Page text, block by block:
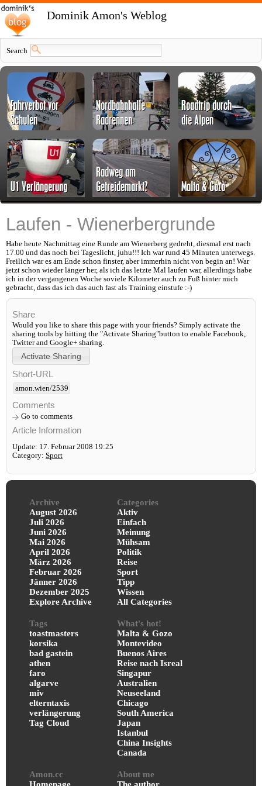
Dominik Amon's Weblog
Search
Laufen - Wienerbergrunde
Habe heute Nachmittag eine Runde am Wienerberg gedreht, diesmal erst nach
17.00 und das noch bei Tageslicht, juhu!!! Ich war rund 45 Minuten unterwegs.
Freilich war es am Ende schon finster, aber immerhin nicht von begin an! War
jetzt schon wieder länger her, als ich das letzte Mal laufen war, allerdings habe
ich in der vergangenen Woche soviele Kilometer auch zu Fuß hinter mich
gebracht, dass das ich das auch fast als Training einstufe :-)
Share
Would you like to share this page with your friends? Simply activate the
sharing tools by hitting the "Activate Sharing"button to enable Facebook,
Twitter and Google+ sharing.
Short-URL
amon.wien/2539
Comments
Go to comments
Article Information
Update: 17. Februar 2008 19:25
Category: Sport
Archive
August 2026
Juli 2026
Juni 2026
Mai 2026
April 2026
März 2026
Februar 2026
Jänner 2026
Dezember 2025
Explore Archive
Categories
Aktiv
Einfach
Meinung
Mühsam
Politik
Reise
Sport
Tipp
Wissen
All Categories
Tags
toastmasters
korsika
bad gastein
athen
faro
algarve
miv
elterntaxis
verlängerung
Tag Cloud
What's hot!
Malta & Gozo
Montevideo
Buenos Aires
Reise nach Isreal
Singapur
Australien
Neuseeland
Chicago
South America
Japan
Istanbul
China Insights
Canada
Amon.cc
About me